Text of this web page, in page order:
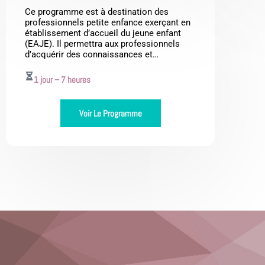
Ce programme est à destination des
professionnels petite enfance exerçant en
établissement d’accueil du jeune enfant
(EAJE). Il permettra aux professionnels
d’acquérir des connaissances et…
1 jour – 7 heures
Voir Le Programme